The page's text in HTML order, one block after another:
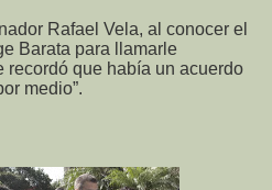
Rafael Vela, al conocer el
Barata para llamarle
recordó que había un acuerdo
medio”.